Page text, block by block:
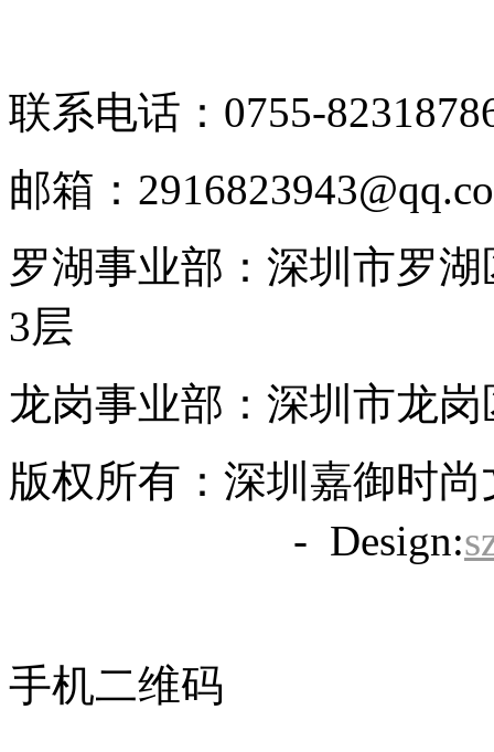
联系电话：0755-
邮箱：
罗湖事业部：深圳市罗
3层
龙岗事业部：深圳市龙
版权所有：深圳嘉御时
- Design:
手机二维码